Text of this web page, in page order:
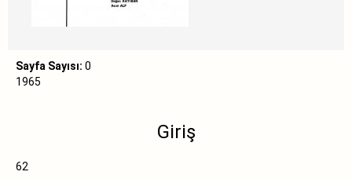
Sayfa Sayısı: 0
1965
Giriş
62